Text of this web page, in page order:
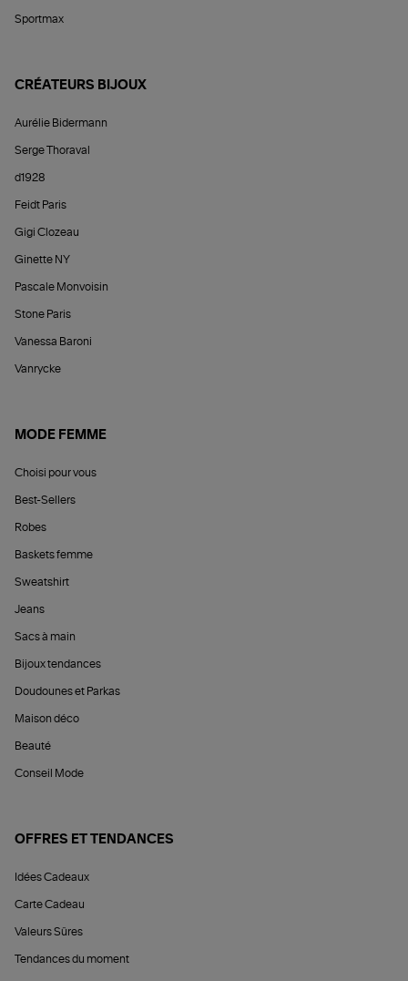
Sportmax
CRÉATEURS BIJOUX
Aurélie Bidermann
Serge Thoraval
d1928
Feidt Paris
Gigi Clozeau
Ginette NY
Pascale Monvoisin
Stone Paris
Vanessa Baroni
Vanrycke
MODE FEMME
Choisi pour vous
Best-Sellers
Robes
Baskets femme
Sweatshirt
Jeans
Sacs à main
Bijoux tendances
Doudounes et Parkas
Maison déco
Beauté
Conseil Mode
OFFRES ET TENDANCES
Idées Cadeaux
Carte Cadeau
Valeurs Sûres
Tendances du moment